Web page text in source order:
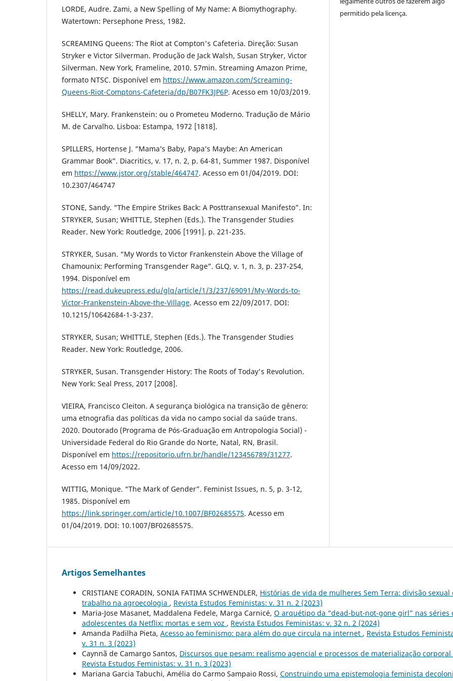
LORDE, Audre. Zami, a New Spelling of My Name: A Biomythography.
Watertown: Persephone Press, 1982.
SCREAMING Queens: The Riot at Compton's Cafeteria. Direção: Susan
Stryker e Victor Silverman. Produção de Jack Walsh, Susan Stryker, Victor
Silverman. New York, Frameline, 2010. 57min. Streaming Amazon Prime,
formato NTSC. Disponível em https://www.amazon.com/Screaming-
Queens-Riot-Comptons-Cafeteria/dp/B07FK3JP6P. Acesso em 10/03/2019.
SHELLY, Mary. Frankenstein: ou o Prometeu Moderno. Tradução de Mário
M. de Carvalho. Lisboa: Estampa, 1972 [1818].
SPILLERS, Hortense J. “Mama’s Baby, Papa’s Maybe: An American
Grammar Book”. Diacritics, v. 17, n. 2, p. 64-81, Summer 1987. Disponível
em https://www.jstor.org/stable/464747. Acesso em 01/04/2019. DOI:
10.2307/464747
STONE, Sandy. “The Empire Strikes Back: A Posttransexual Manifesto”. In:
STRYKER, Susan; WHITTLE, Stephen (Eds.). The Transgender Studies
Reader. New York: Routledge, 2006 [1991]. p. 221-235.
STRYKER, Susan. “My Words to Victor Frankenstein Above the Village of
Chamounix: Performing Transgender Rage”. GLQ, v. 1, n. 3, p. 237-254,
1994. Disponível em
https://read.dukeupress.edu/glq/article/1/3/237/69091/My-Words-to-
Victor-Frankenstein-Above-the-Village. Acesso em 22/09/2017. DOI:
10.1215/10642684-1-3-237.
STRYKER, Susan; WHITTLE, Stephen (Eds.). The Transgender Studies
Reader. New York: Routledge, 2006.
STRYKER, Susan. Transgender History: The Roots of Today's Revolution.
New York: Seal Press, 2017 [2008].
VIEIRA, Francisco Cleiton. A segurança biológica na transição de gênero:
uma etnografia das políticas da vida no campo social da saúde trans.
2020. Doutorado (Programa de Pós-Graduação em Antropologia Social) -
Universidade Federal do Rio Grande do Norte, Natal, RN, Brasil.
Disponível em https://repositorio.ufrn.br/handle/123456789/31277.
Acesso em 14/09/2022.
WITTIG, Monique. “The Mark of Gender”. Feminist Issues, n. 5, p. 3-12,
1985. Disponível em
https://link.springer.com/article/10.1007/BF02685575. Acesso em
01/04/2019. DOI: 10.1007/BF02685575.
permitido pela licença.
Artigos Semelhantes
CRISTIANE CORADIN, SONIA FATIMA SCHWENDLER, Histórias de vida de mulheres Sem Terra: divisão sexual
trabalho na agroecologia , Revista Estudos Feministas: v. 31 n. 2 (2023)
Maria-Jose Masanet, Maddalena Fedele, Marga Carnicé, O arquétipo da “dead-but-not-gone girl” nas séries
adolescentes da Netflix: mortas e sem voz , Revista Estudos Feministas: v. 32 n. 2 (2024)
Amanda Padilha Pieta, Acesso ao feminismo: para além do que circula na internet , Revista Estudos
v. 31 n. 3 (2023)
Caynnã de Camargo Santos, Discursos que pesam: realismo agencial e processos de materialização corporal
Revista Estudos Feministas: v. 31 n. 3 (2023)
Mariana Garcia Tabuchi, Amélia do Carmo Sampaio Rossi, Construindo uma epistemologia feminista